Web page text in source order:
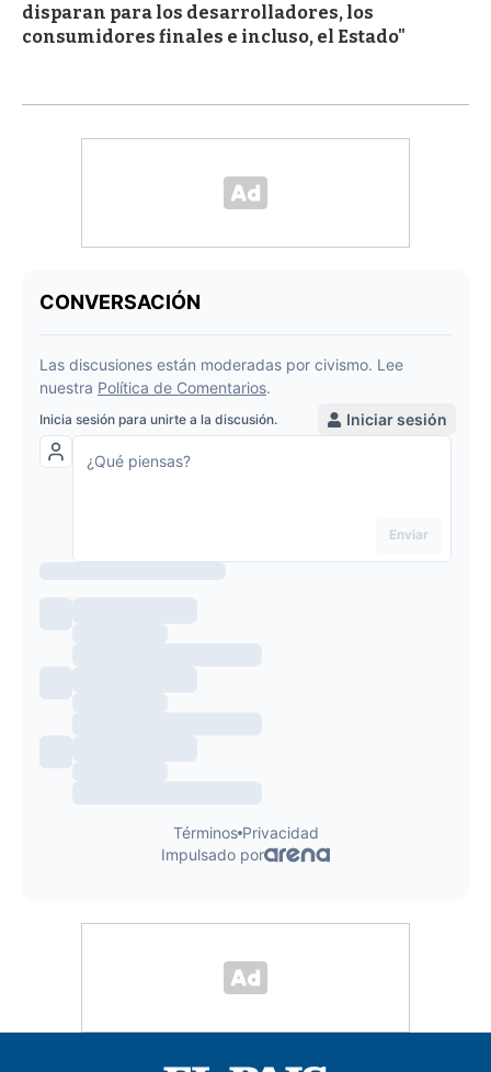
disparan para los desarrolladores, los
consumidores finales e incluso, el Estado"